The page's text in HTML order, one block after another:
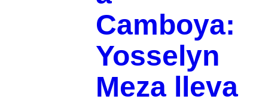
Camboya:
Yosselyn
Meza lleva